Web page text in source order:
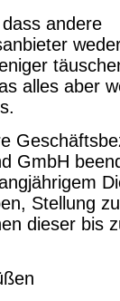
andere
alles aber
GmbH
Stellung
dieser bis